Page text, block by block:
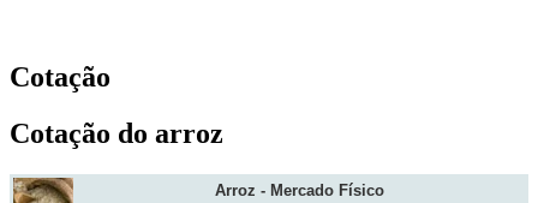
Cotação
Cotação do arroz
Arroz - Mercado Físico